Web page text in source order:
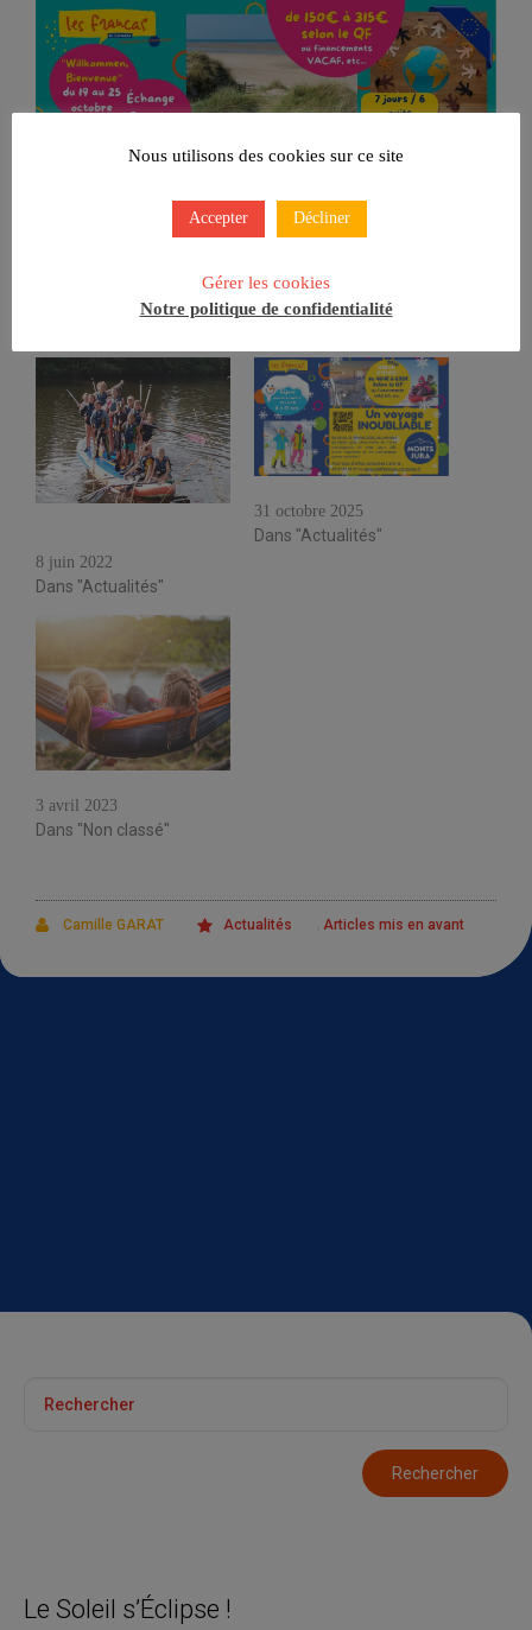
8 juin 2022
Dans "Actualités"
31 octobre 2025
Dans "Actualités"
3 avril 2023
Dans "Non classé"
Camille GARAT Actualités Articles mis en avant
Le Soleil s’Éclipse !
Nous utilisons des cookies sur ce site
Accepter Décliner
Gérer les cookies
Notre politique de confidentialité